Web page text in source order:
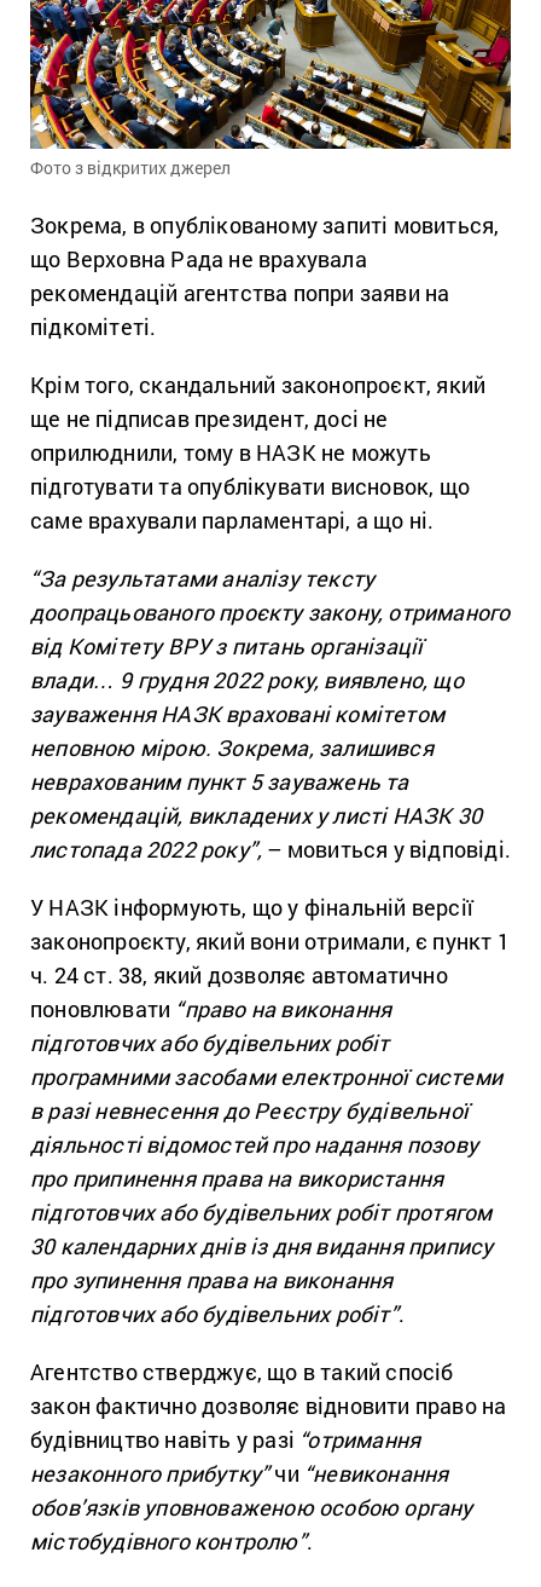
Фото з відкритих джерел
Зокрема, в опублікованому запиті мовиться,
що Верховна Рада не врахувала
рекомендацій агентства попри заяви на
підкомітеті.
Крім того, скандальний законопроєкт, який
ще не підписав президент, досі не
оприлюднили, тому в НАЗК не можуть
підготувати та опублікувати висновок, що
саме врахували парламентарі, а що ні.
“За результатами аналізу тексту
доопрацьованого проєкту закону, отриманого
від Комітету ВРУ з питань організації
влади… 9 грудня 2022 року, виявлено, що
зауваження НАЗК враховані комітетом
неповною мірою. Зокрема, залишився
неврахованим пункт 5 зауважень та
рекомендацій, викладених у листі НАЗК 30
листопада 2022 року”, – мовиться у відповіді.
У НАЗК інформують, що у фінальній версії
законопроєкту, який вони отримали, є пункт 1
ч. 24 ст. 38, який дозволяє автоматично
поновлювати “право на виконання
підготовчих або будівельних робіт
програмними засобами електронної системи
в разі невнесення до Реєстру будівельної
діяльності відомостей про надання позову
про припинення права на використання
підготовчих або будівельних робіт протягом
30 календарних днів із дня видання припису
про зупинення права на виконання
підготовчих або будівельних робіт”.
Агентство стверджує, що в такий спосіб
закон фактично дозволяє відновити право на
будівництво навіть у разі “отримання
незаконного прибутку”чи “невиконання
обов’язків уповноваженою особою органу
містобудівного контролю”.